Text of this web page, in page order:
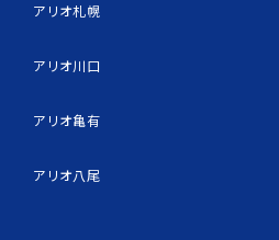
アリオ札幌
アリオ川口
アリオ亀有
アリオ八尾